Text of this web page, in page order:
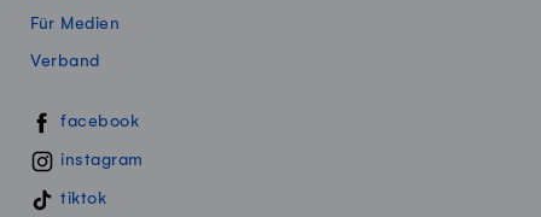
Für Medien
Verband
Swissmillk auf Social Media
facebook
instagram
tiktok